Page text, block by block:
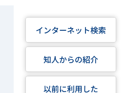
インターネット検索
知人からの紹介
以前に利用した